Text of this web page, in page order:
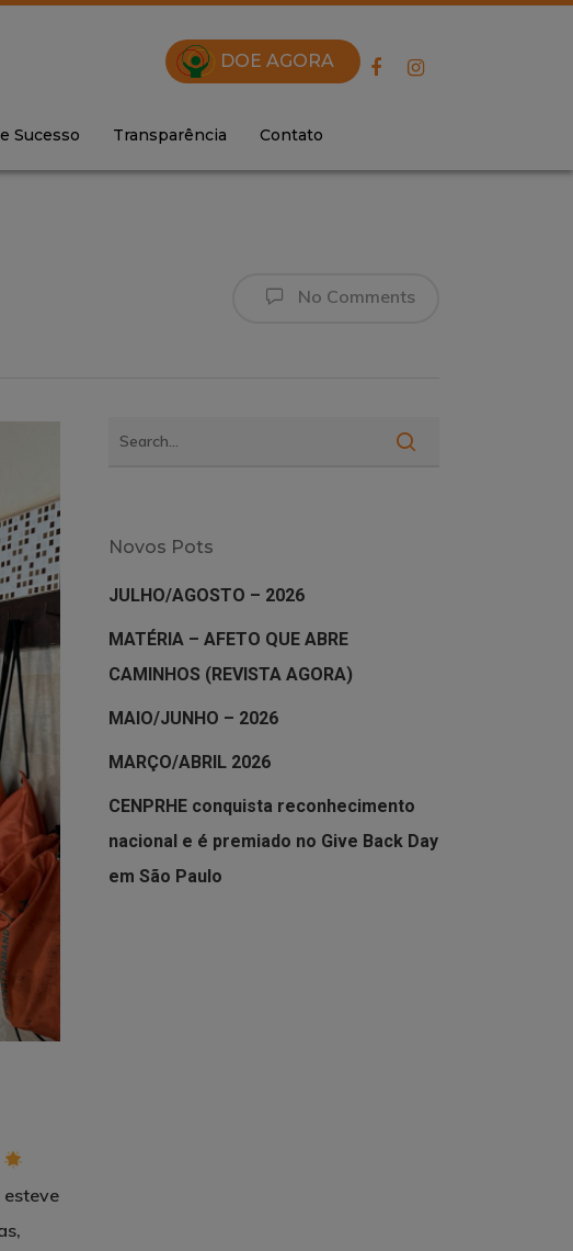
DOE AGORA
Sucesso Transparência Contato
No Comments
esteve
Novos Pots
JULHO/AGOSTO – 2026
MATÉRIA – AFETO QUE ABRE
CAMINHOS (REVISTA AGORA)
MAIO/JUNHO – 2026
MARÇO/ABRIL 2026
CENPRHE conquista reconhecimento
nacional e é premiado no Give Back Day
em São Paulo